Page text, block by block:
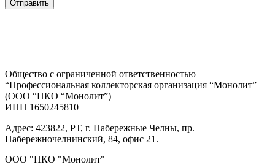
Отправить
Общество с ограниченной ответственностью
“Профессиональная коллекторская организация “Монолит”
(ООО “ПКО “Монолит”)
ИНН 1650245810
Адрес: 423822, РТ, г. Набережные Челны, пр.
Набережночелнинский, 84, офис 21.
ООО "ПКО "Монолит"